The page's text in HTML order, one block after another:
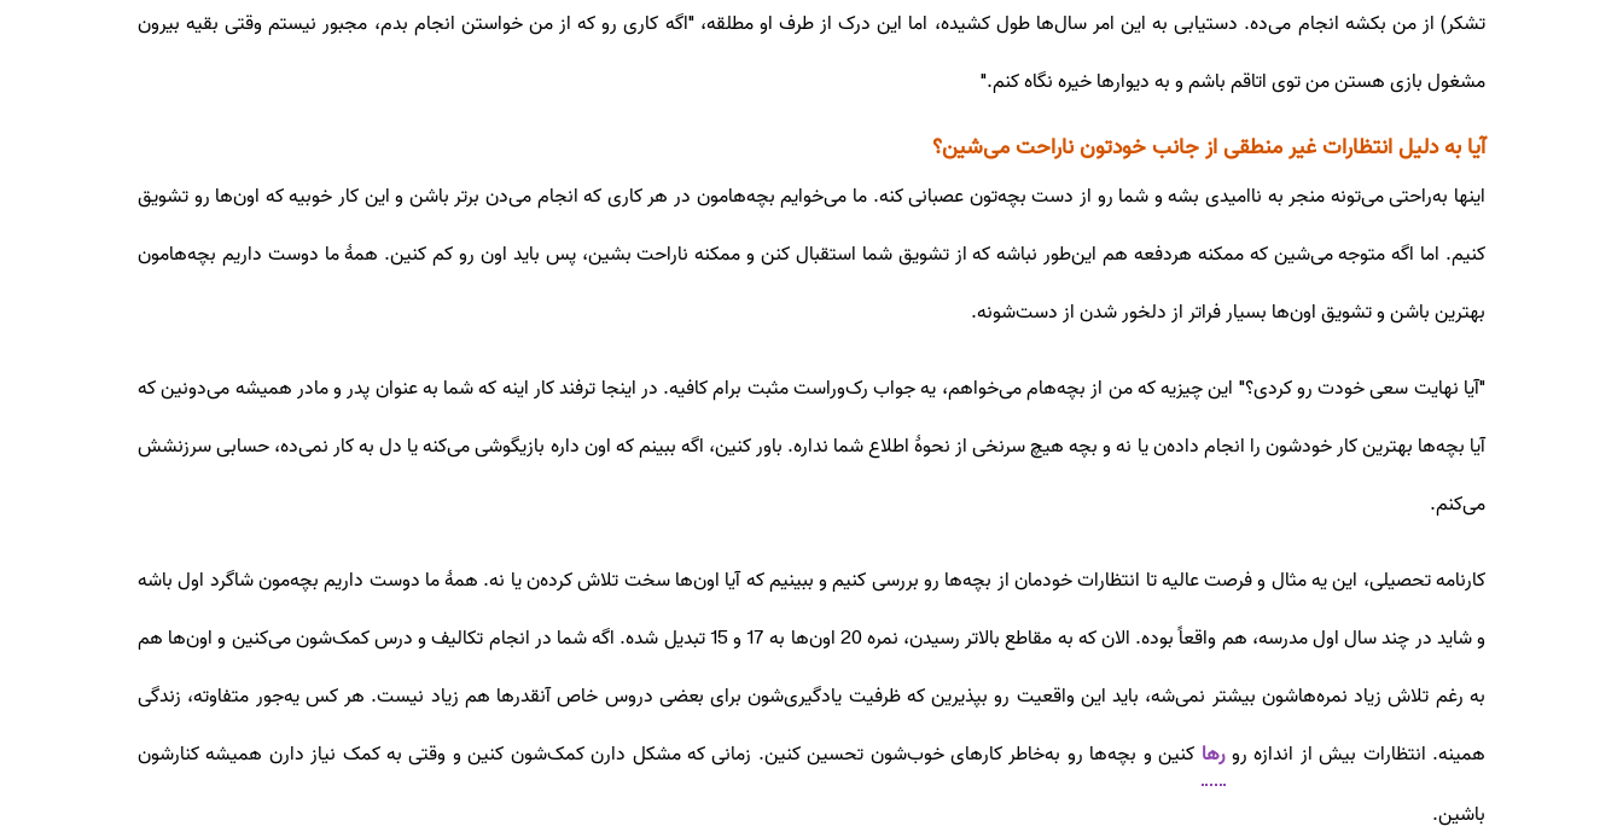
تشکر) از من بکشه انجام می‌ده. دستیابی به این امر سال‌ها طول کشیده، اما این درک از طرف او مطلقه، "اگه کاری رو که از من خواستن انجام بدم، مجبور نیستم وقتی بقیه بیرون
مشغول بازی هستن من توی اتاقم باشم و به دیوارها خیره نگاه کنم."
آیا به دلیل انتظارات غیر منطقی از جانب خودتون ناراحت می‌شین؟
اینها به‌راحتی می‌تونه منجر به ناامیدی بشه و شما رو از دست بچه‌تون عصبانی کنه. ما می‌خوایم بچه‌هامون در هر کاری که انجام می‌دن برتر باشن و این کار خوبیه که اون‌ها رو تشویق
کنیم. اما اگه متوجه می‌شین که ممکنه هردفعه هم این‌طور نباشه که از تشویق شما استقبال کنن و ممکنه ناراحت بشین، پس باید اون رو کم کنین. همۀ ما دوست داریم بچه‌هامون
بهترین باشن و تشویق اون‌ها بسیار فراتر از دلخور شدن از دست‌شونه.
"آیا نهایت سعی خودت رو کردی؟" این چیزیه که من از بچه‌هام می‌خواهم، یه جواب رک‌وراست مثبت برام کافیه. در اینجا ترفند کار اینه که شما به عنوان پدر و مادر همیشه می‌دونین که
آیا بچه‌ها بهترین کار خودشون را انجام داده‌ن یا نه و بچه هیچ سرنخی از نحوۀ اطلاع شما نداره. باور کنین، اگه ببینم که اون داره بازیگوشی می‌کنه یا دل به کار نمی‌ده، حسابی سرزنشش
می‌کنم.
کارنامه تحصیلی، این یه مثال و فرصت عالیه تا انتظارات خودمان از بچه‌ها رو بررسی کنیم و ببینیم که آیا اون‌ها سخت تلاش کرده‌ن یا نه. همۀ ما دوست داریم بچه‌مون شاگرد اول باشه
و شاید در چند سال اول مدرسه، هم واقعاً بوده. الان که به مقاطع بالاتر رسیدن، نمره 20 اون‌ها به 17 و 15 تبدیل شده. اگه شما در انجام تکالیف و درس کمک‌شون می‌کنین و اون‌ها هم
به ‌رغم تلاش زیاد نمره‌هاشون بیشتر نمی‌شه، باید این واقعیت رو بپذیرین که ظرفیت یادگیری‌شون برای بعضی دروس خاص آنقدرها هم زیاد نیست. هر کس یه‌جور متفاوته، زندگی
همینه. انتظارات بیش از اندازه رورها کنین و بچه‌‌ها رو به‌خاطر کارهای خوب‌شون تحسین کنین. زمانی که مشکل دارن کمک‌شون کنین و وقتی به کمک نیاز دارن همیشه کنارشون
باشین.